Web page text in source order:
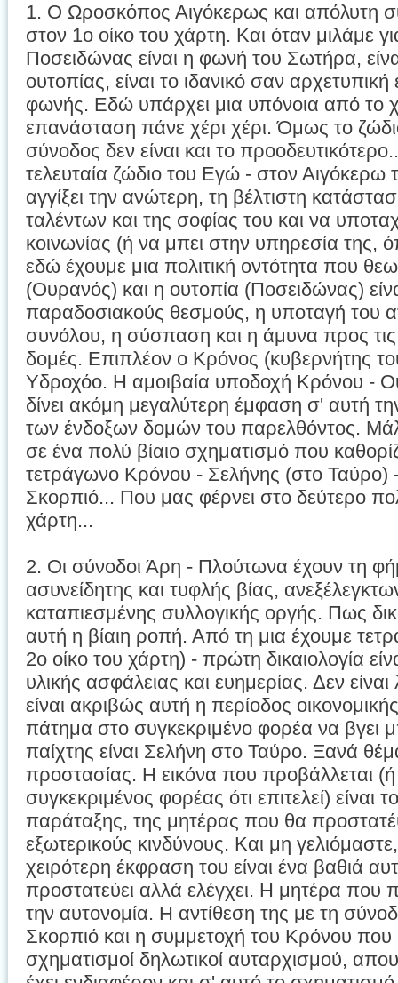
1. Ο Ωροσκόπος Αιγόκερως και απόλυτη
στον 1ο οίκο του χάρτη. Και όταν μιλάμε
Ποσειδώνας είναι η φωνή του Σωτήρα,
ουτοπίας, είναι το ιδανικό σαν
φωνής. Εδώ υπάρχει μια υπόνοια από το
επανάσταση πάνε χέρι χέρι. Όμως το
σύνοδος δεν είναι και το
τελευταία ζώδιο του Εγώ - στον Αιγόκερω
αγγίξει την ανώτερη, τη βέλτιστη
ταλέντων και της σοφίας του και να
κοινωνίας (ή να μπει στην υπηρεσία
εδώ έχουμε μια πολιτική οντότητα που
(Ουρανός) και η ουτοπία (Ποσειδώνας)
παραδοσιακούς θεσμούς, η υποταγή του
συνόλου, η σύσπαση και η άμυνα προς
δομές. Επιπλέον ο Κρόνος (κυβερνήτης
Υδροχόο. Η αμοιβαία υποδοχή Κρόνου -
δίνει ακόμη μεγαλύτερη έμφαση σ' αυτή
των ένδοξων δομών του παρελθόντος.
σε ένα πολύ βίαιο σχηματισμό που
τετράγωνο Κρόνου - Σελήνης (στο
Σκορπιό... Που μας φέρνει στο δεύτερο
χάρτη...
2. Οι σύνοδοι Άρη - Πλούτωνα έχουν τη
ασυνείδητης και τυφλής βίας,
καταπιεσμένης συλλογικής οργής. Πως
αυτή η βίαιη ροπή. Από τη μια έχουμε
2ο οίκο του χάρτη) - πρώτη δικαιολογία
υλικής ασφάλειας και ευημερίας. Δεν
είναι ακριβώς αυτή η περίοδος
πάτημα στο συγκεκριμένο φορέα να
παίχτης είναι Σελήνη στο Ταύρο. Ξανά
προστασίας. Η εικόνα που προβάλλεται
συγκεκριμένος φορέας ότι επιτελεί)
παράταξης, της μητέρας που θα
εξωτερικούς κινδύνους. Και μη
χειρότερη έκφραση του είναι ένα βαθιά
προστατεύει αλλά ελέγχει. Η μητέρα που
την αυτονομία. Η αντίθεση της με τη
Σκορπιό και η συμμετοχή του Κρόνου που
σχηματισμοί δηλωτικοί αυταρχισμού,